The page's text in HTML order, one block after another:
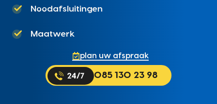
Noodafsluitingen
Maatwerk
plan uw afspraak
085 130 23 98